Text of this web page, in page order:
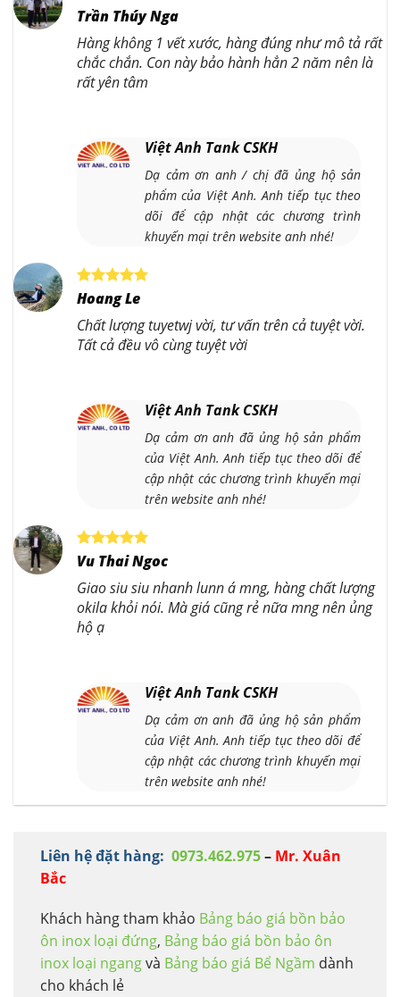
Trần Thúy Nga
Hàng không 1 vết xước, hàng đúng như mô tả rất
chắc chắn. Con này bảo hành hẳn 2 năm nên là
rất yên tâm
Việt Anh Tank CSKH
Dạ cảm ơn anh / chị đã ủng hộ sản
phẩm của Việt Anh. Anh tiếp tục theo
dõi để cập nhật các chương trình
khuyến mại trên website anh nhé!
Hoang Le
Chất lượng tuyetwj vời, tư vấn trên cả tuyệt vời.
Tất cả đều vô cùng tuyệt vời
Việt Anh Tank CSKH
Dạ cảm ơn anh đã ủng hộ sản phẩm
của Việt Anh. Anh tiếp tục theo dõi để
cập nhật các chương trình khuyến mại
trên website anh nhé!
Vu Thai Ngoc
Giao siu siu nhanh lunn á mng, hàng chất lượng
okila khỏi nói. Mà giá cũng rẻ nữa mng nên ủng
hộ ạ
Việt Anh Tank CSKH
Dạ cảm ơn anh đã ủng hộ sản phẩm
của Việt Anh. Anh tiếp tục theo dõi để
cập nhật các chương trình khuyến mại
trên website anh nhé!
Liên hệ đặt hàng: 0973.462.975– Mr. Xuân
Bắc
Khách hàng tham khảo Bảng báo giá bồn bảo
ôn inox loại đứng, Bảng báo giá bồn bảo ôn
inox loại ngangvà Bảng báo giá Bể Ngầm dành
cho khách lẻ